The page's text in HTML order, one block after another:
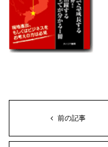
前の記事